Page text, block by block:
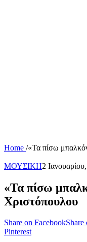
Home /«Τα πίσω
ΜΟΥΣΙΚΗ2
«Τα πίσω
Χριστόπουλου
Share on Facebook
Pinterest